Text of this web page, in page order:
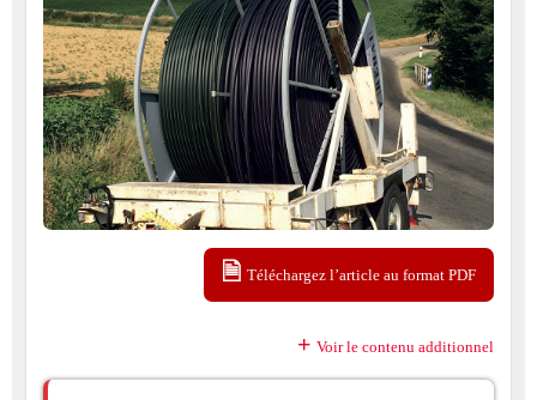
Téléchargez l’article au format PDF
Voir le contenu additionnel